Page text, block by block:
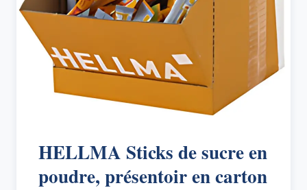
HELLMA Sticks de sucre en
poudre, présentoir en carton